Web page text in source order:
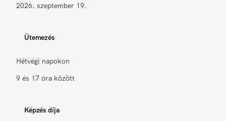
2026. szeptember 19.
Ütemezés
Hétvégi napokon
9 és 17 óra között
Képzés díja